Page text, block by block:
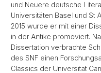
und Neuere deutsche
Universitäten Basel und St
2015 wurde er mit einer
in der Antike promoviert.
Dissertation verbrachte
des SNF einen
Classics der Universität